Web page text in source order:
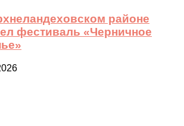
районе
фестиваль «Черничное